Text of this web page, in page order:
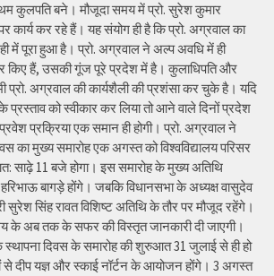
कुलपति बने। मौजूदा समय में प्रो. सुरेश कुमार
कर रहे हैं। यह संयोग ही है कि प्रो. अग्रवाल का
ही में पूरा हुआ है। प्रो. अग्रवाल ने अल्प अवधि में ही
किए हैं, उसकी गूंज पूरे प्रदेश में है। कुलाधिपति और
प्रो. अग्रवाल की कार्यशैली की प्रशंसा कर चुके है। यदि
को स्वीकार कर लिया तो आने वाले दिनों प्रदेश
प्रवेश प्रक्रिया एक समान ही होगी। प्रो. अग्रवाल ने
का मुख्य समारोह एक अगस्त को विश्वविद्यालय परिसर
साढ़े 11 बजे होगा। इस समारोह के मुख्य अतिथि
बागड़े होंगे। जबकि विधानसभा के अध्यक्ष वासुदेव
सिंह रावत विशिष्ट अतिथि के तौर पर मौजूद रहेंगे।
के अब तक के सफर की विस्तृत जानकारी दी जाएगी।
स्थापना दिवस के समारोह की शुरुआत 31 जुलाई से ही हो
से दीप यज्ञ और स्काई नॉर्टन के आयोजन होंगे। 3 अगस्त